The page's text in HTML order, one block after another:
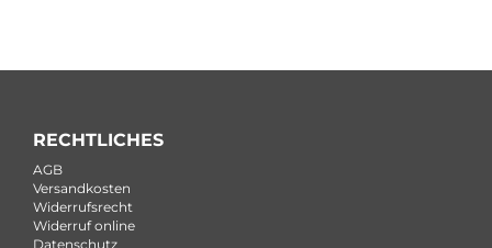
RECHTLICHES
AGB
Versandkosten
Widerrufsrecht
Widerruf online
Datenschutz